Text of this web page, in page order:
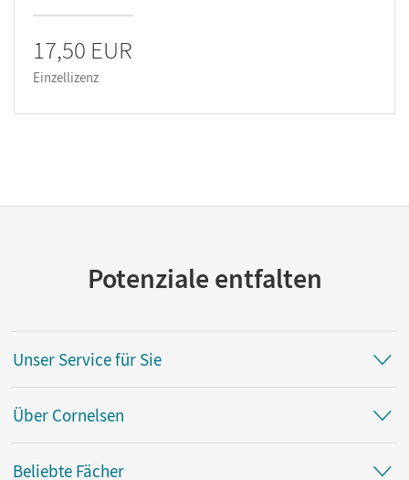
17,50 EUR
Einzellizenz
Potenziale entfalten
Unser Service für Sie
Über Cornelsen
Beliebte Fächer